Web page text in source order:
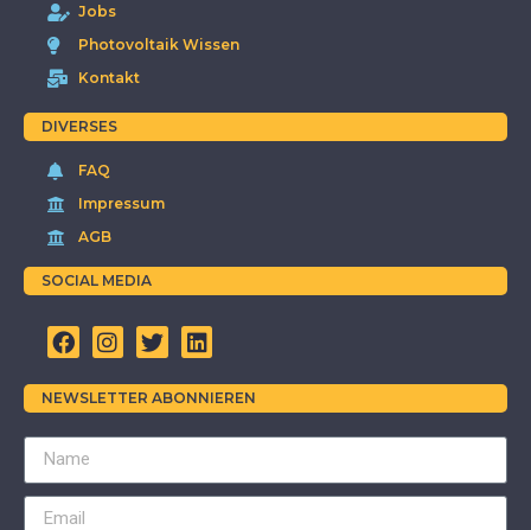
Jobs
Photovoltaik Wissen
Kontakt
DIVERSES
FAQ
Impressum
AGB
SOCIAL MEDIA
NEWSLETTER ABONNIEREN